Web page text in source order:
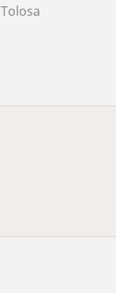
Tolosa